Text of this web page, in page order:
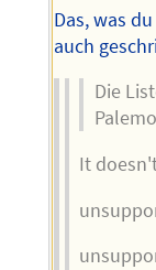
Das, was
auch
Die
It